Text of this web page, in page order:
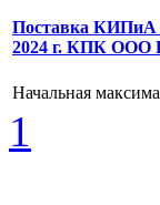
Поставка КИПиА
2024 г. КПК ООО
Начальная
1